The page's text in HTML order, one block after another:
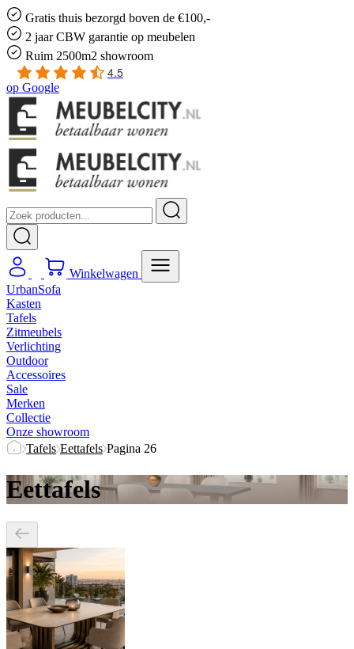
Gratis thuis bezorgd boven de €100,-
2 jaar CBW garantie op meubelen
Ruim 2500m2 showroom
4.5
op Google
Winkelwagen
UrbanSofa
Kasten
Tafels
Zitmeubels
Verlichting
Outdoor
Accessoires
Sale
Merken
Collectie
Onze showroom
Tafels Eettafels Pagina 26
Eettafels